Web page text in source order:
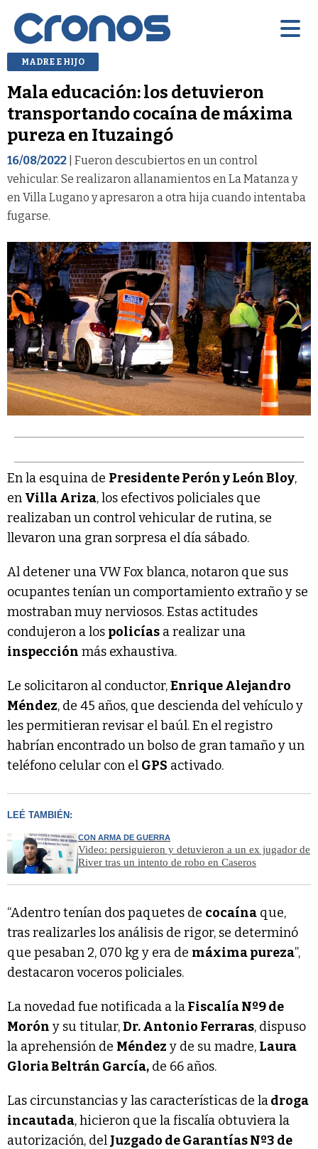
MADRE E HIJO
Mala educación: los detuvieron
transportando cocaína de máxima
pureza en Ituzaingó
16/08/2022 | Fueron descubiertos en un control
vehicular. Se realizaron allanamientos en La Matanza y
en Villa Lugano y apresaron a otra hija cuando intentaba
fugarse.
En la esquina de Presidente Perón y León Bloy,
en Villa Ariza, los efectivos policiales que
realizaban un control vehicular de rutina, se
llevaron una gran sorpresa el día sábado.
Al detener una VW Fox blanca, notaron que sus
ocupantes tenían un comportamiento extraño y se
mostraban muy nerviosos. Estas actitudes
condujeron a los policías a realizar una
inspección más exhaustiva.
Le solicitaron al conductor,Enrique Alejandro
Méndez, de 45 años, que descienda del vehículo y
les permitieran revisar el baúl. En el registro
habrían encontrado un bolso de gran tamaño y un
teléfono celular con el GPS activado.
LEÉ TAMBIÉN:
CON ARMA DE GUERRA
Video: persiguieron y detuvieron a un ex jugador de
River tras un intento de robo en Caseros
“Adentro tenían dos paquetes de cocaína que,
tras realizarles los análisis de rigor, se determinó
que pesaban 2, 070 kg y era de máxima pureza”,
destacaron voceros policiales.
La novedad fue notificada a laFiscalía Nº9 de
Morón y su titular,Dr. Antonio Ferraras, dispuso
la aprehensión de Méndez y de su madre, Laura
Gloria Beltrán García, de 66 años.
Las circunstancias y las características de ladroga
incautada, hicieron que la fiscalía obtuviera la
autorización, del Juzgado de Garantías Nº3 de